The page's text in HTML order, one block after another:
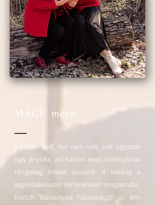
MAGU mese
Egyszer volt, hol nem volt, volt egyszer
egy anyuka, aki három éves kislányának
rengeteg mesét olvasott. A kislány a
legérdekesebb történeteket megtanulta,
köztük "Bársonyka házasságát" is, ami